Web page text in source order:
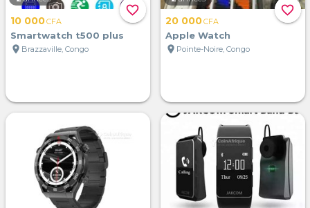
favorite_border
10 000CFA
Smartwatch t500 plus
location_on Brazzaville, Congo
favorite_border
20 000CFA
Apple Watch
location_on Pointe-Noire, Congo